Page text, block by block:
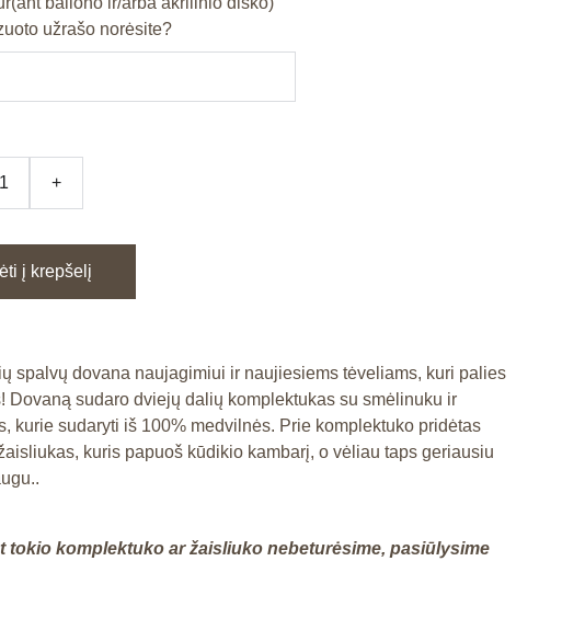
užrašo norėsite?
+
į krepšelį
spalvų dovana naujagimiui ir naujiesiems tėveliams, kuri palies
Dovaną sudaro dviejų dalių komplektukas su smėlinuku ir
kurie sudaryti iš 100% medvilnės. Prie komplektuko pridėtas
kuris papuoš kūdikio kambarį, o vėliau taps geriausiu
tokio komplektuko ar žaisliuko nebeturėsime, pasiūlysime